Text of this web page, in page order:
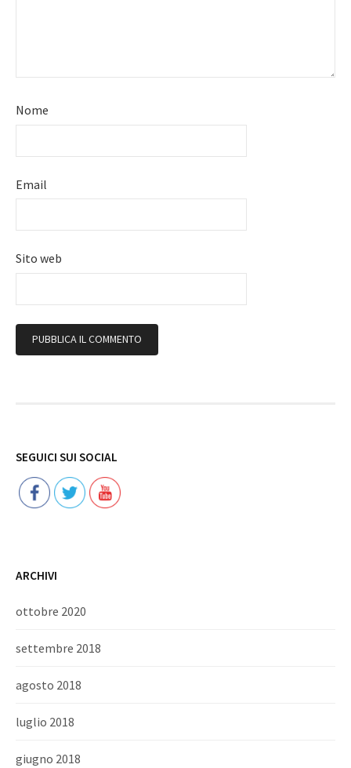
Nome
Email
Sito web
SEGUICI SUI SOCIAL
ARCHIVI
ottobre 2020
settembre 2018
agosto 2018
luglio 2018
giugno 2018